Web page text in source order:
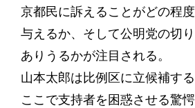
京都民に訴えることがどの程
与えるか、そして公明党の切
ありうるかが注目される。
山本太郎は比例区に立候補する
ここで支持者を困惑させる驚